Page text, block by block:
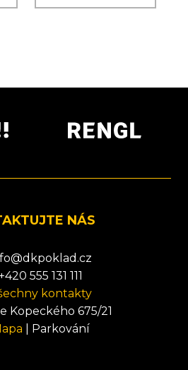
NÁS
555 131 111
kontakty
Kopeckého 675/21
Parkování